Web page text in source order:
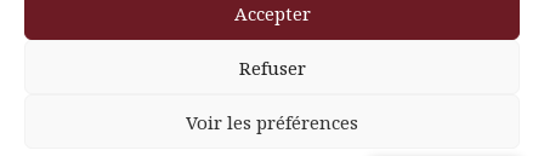
Accepter
Refuser
Voir les préférences
Themeisle